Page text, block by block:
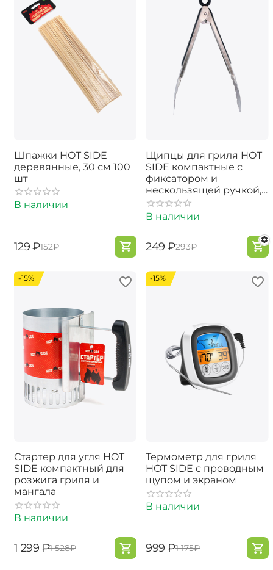
Шпажки HOT SIDE
деревянные, 30 см 100
шт
В наличии
‍129‍ ₽‍152‍₽
Щипцы для гриля HOT
SIDE компактные с
фиксатором и
нескользящей ручкой,
23 см
В наличии
‍249‍ ₽‍293‍₽
-15%
Стартер для угля HOT
SIDE компактный для
розжига гриля и
мангала
В наличии
‍1 299‍ ₽‍1 528‍₽
-15%
Термометр для гриля
HOT SIDE с проводным
щупом и экраном
В наличии
‍999‍ ₽‍1 175‍₽